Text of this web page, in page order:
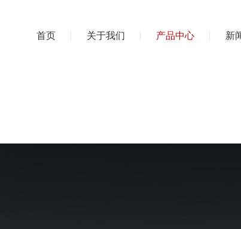
首页 关于我们 产品中心 新